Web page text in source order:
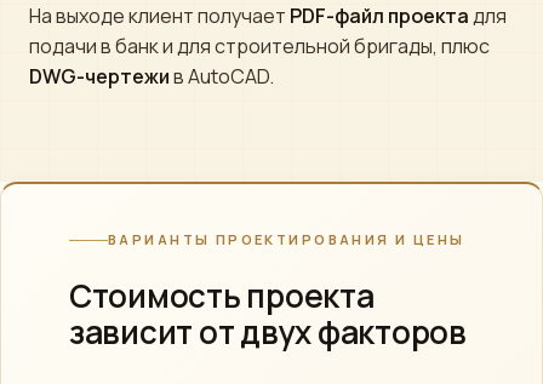
На выходе клиент получает PDF-файл проектадля
подачи в банк и для строительной бригады, плюс
DWG-чертежив AutoCAD.
ВАРИАНТЫ ПРОЕКТИРОВАНИЯ И ЦЕНЫ
Стоимость проекта
зависит от двух факторов